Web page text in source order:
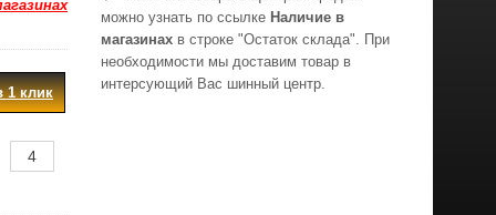
1 клик
можно узнать по ссылке Наличие в
магазинах в строке "Остаток склада". При
необходимости мы доставим товар в
интерсующий Вас шинный центр.